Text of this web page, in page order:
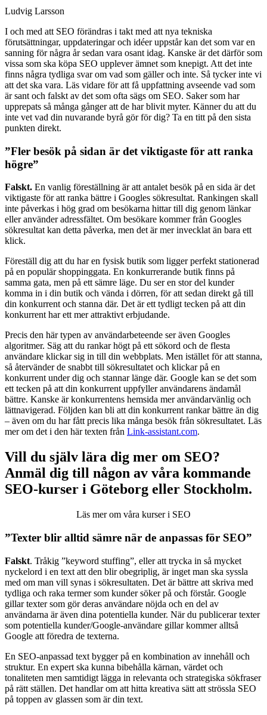
Ludvig Larsson
I och med att SEO förändras i takt med att nya tekniska
förutsättningar, uppdateringar och idéer uppstår kan det som var en
sanning för några år sedan vara osant idag. Kanske är det därför som
vissa som ska köpa SEO upplever ämnet som knepigt. Att det inte
finns några tydliga svar om vad som gäller och inte. Så tycker inte vi
att det ska vara. Läs vidare för att få uppfattning avseende vad som
är sant och falskt av det som ofta sägs om SEO. Saker som har
upprepats så många gånger att de har blivit myter. Känner du att du
inte vet vad din nuvarande byrå gör för dig? Ta en titt på den sista
punkten direkt.
”Fler besök på sidan är det viktigaste för att ranka
högre”
Falskt. En vanlig föreställning är att antalet besök på en sida är det
viktigaste för att ranka bättre i Googles sökresultat. Rankingen skall
inte påverkas i hög grad om besökarna hittar till dig genom länkar
eller använder adressfältet. Om besökare kommer från Googles
sökresultat kan detta påverka, men det är mer invecklat än bara ett
klick.
Föreställ dig att du har en fysisk butik som ligger perfekt stationerad
på en populär shoppinggata. En konkurrerande butik finns på
samma gata, men på ett sämre läge. Du ser en stor del kunder
komma in i din butik och vända i dörren, för att sedan direkt gå till
din konkurrent och stanna där. Det är ett tydligt tecken på att din
konkurrent har ett mer attraktivt erbjudande.
Precis den här typen av användarbeteende ser även Googles
algoritmer. Säg att du rankar högt på ett sökord och de flesta
användare klickar sig in till din webbplats. Men istället för att stanna,
så återvänder de snabbt till sökresultatet och klickar på en
konkurrent under dig och stannar länge där. Google kan se det som
ett tecken på att din konkurrent uppfyller användarens ändamål
bättre. Kanske är konkurrentens hemsida mer användarvänlig och
lättnavigerad. Följden kan bli att din konkurrent rankar bättre än dig
– även om du har fått precis lika många besök från sökresultatet. Läs
mer om det i den här texten från Link-assistant.com.
Vill du själv lära dig mer om SEO?
Anmäl dig till någon av våra kommande
SEO-kurser i Göteborg eller Stockholm.
Läs mer om våra kurser i SEO
”Texter blir alltid sämre när de anpassas för SEO”
Falskt. Tråkig ”keyword stuffing”, eller att trycka in så mycket
nyckelord i en text att den blir obegriplig, är inget man ska syssla
med om man vill synas i sökresultaten. Det är bättre att skriva med
tydliga och raka termer som kunder söker på och förstår. Google
gillar texter som gör deras användare nöjda och en del av
användarna är även dina potentiella kunder. När du publicerar texter
som potentiella kunder/Google-användare gillar kommer alltså
Google att föredra de texterna.
En SEO-anpassad text bygger på en kombination av innehåll och
struktur. En expert ska kunna bibehålla kärnan, värdet och
tonaliteten men samtidigt lägga in relevanta och strategiska sökfraser
på rätt ställen. Det handlar om att hitta kreativa sätt att strössla SEO
på toppen av glassen som är din text.